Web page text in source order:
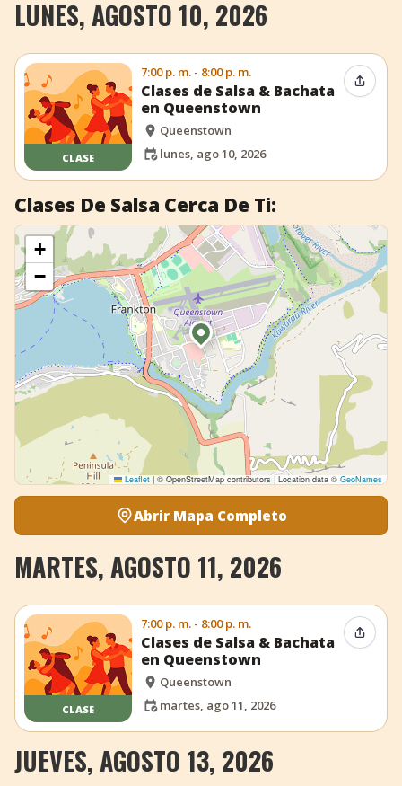
+ Añadir evento
LUNES, AGOSTO 10, 2026
CLASE
7:00 p. m. - 8:00 p. m.
Clases de Salsa & Bachata
en Queenstown
Queenstown
lunes, ago 10, 2026
Clases De Salsa Cerca De Ti:
+
−
Leaflet |© OpenStreetMap contributors | Location data © GeoNames
Abrir Mapa Completo
MARTES, AGOSTO 11, 2026
CLASE
7:00 p. m. - 8:00 p. m.
Clases de Salsa & Bachata
en Queenstown
Queenstown
martes, ago 11, 2026
JUEVES, AGOSTO 13, 2026